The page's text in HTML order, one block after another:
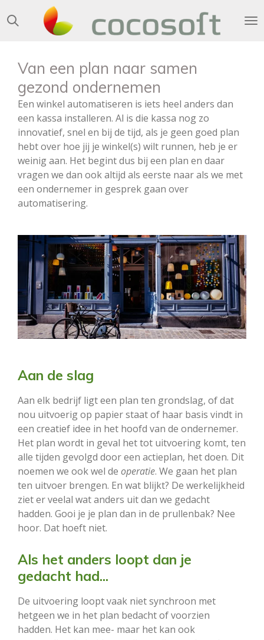
direct
hoofdinhoud
Van een plan naar samen
gezond ondernemen
Een winkel automatiseren is iets heel anders dan
een kassa installeren. Al is die kassa nog zo
innovatief, snel en bij de tijd, als je geen goed plan
hebt over hoe jij je winkel(s) wilt runnen, heb je er
weinig aan. Het begint dus bij een plan en daar
vragen we dan ook altijd als eerste naar als we met
een ondernemer in gesprek gaan over
automatisering.
Aan de slag
Aan elk bedrijf ligt een plan ten grondslag, of dat
nou uitvoerig op papier staat of haar basis vindt in
een creatief idee in het hoofd van de ondernemer.
Het plan wordt in geval het tot uitvoering komt, ten
alle tijden gevolgd door een actieplan, het doen. Dit
noemen we ook wel de operatie. We gaan het plan
ten uitvoer brengen. En wat blijkt? De werkelijkheid
ziet er veelal wat anders uit dan we gedacht
hadden. Gooi je je plan dan in de prullenbak? Nee
hoor. Dat hoeft niet.
Als het anders loopt dan je
gedacht had...
De uitvoering loopt vaak niet synchroon met
hetgeen we in het plan bedacht of voorzien
hadden. Het kan mee- maar het kan ook